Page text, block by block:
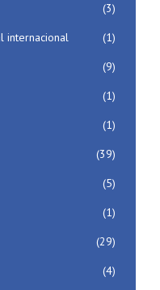
(3)
internacional
(1)
(9)
(1)
(1)
(39)
(5)
(1)
(29)
(4)